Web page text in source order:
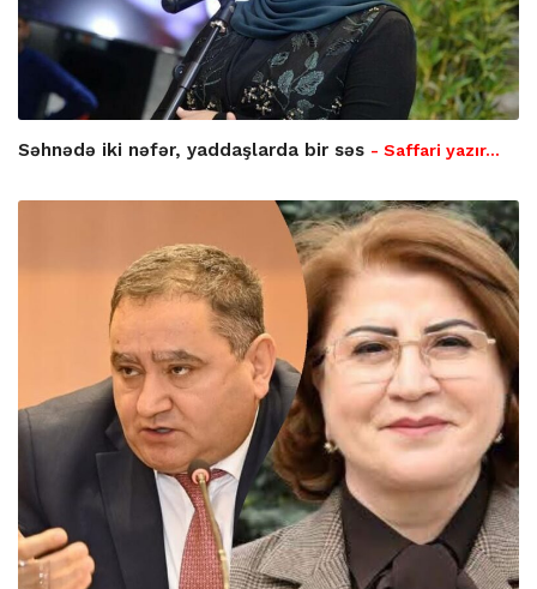
Səhnədə iki nəfər, yaddaşlarda bir səs - Saffari yazır…